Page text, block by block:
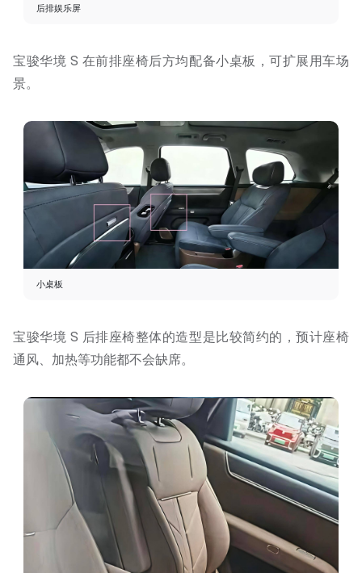
后排娱乐屏
宝骏华境 S 在前排座椅后方均配备小桌板，可扩展用车场
景。
小桌板
宝骏华境 S 后排座椅整体的造型是比较简约的，预计座椅
通风、加热等功能都不会缺席。